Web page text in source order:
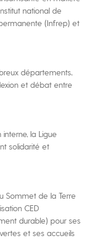
national de
(Infrep) et
départements,
et débat entre
la Ligue
solidarité et
Sommet de la Terre
CED
durable) pour ses
et ses accueils